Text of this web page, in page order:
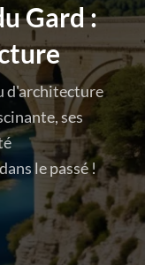
Gard :
d'architecture
ses
le passé !